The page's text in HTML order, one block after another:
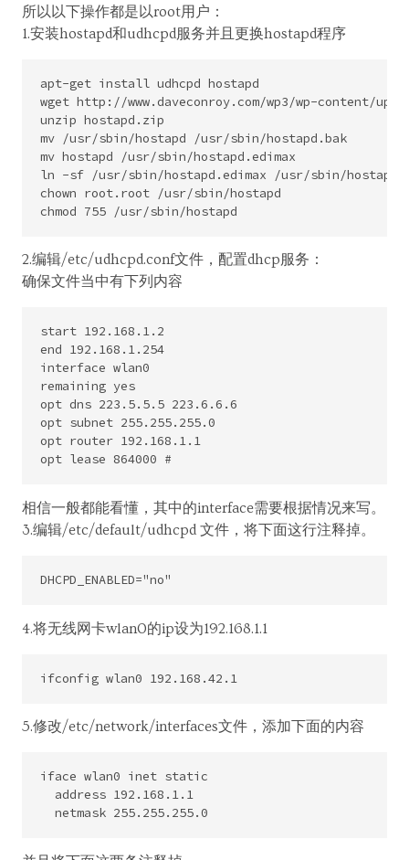
所以以下操作都是以root用户：
1.安装hostapd和udhcpd服务并且更换hostapd程序
apt-get install udhcpd hostapd
wget http://www.daveconroy.com/wp3/wp-content/
unzip hostapd.zip
mv /usr/sbin/hostapd /usr/sbin/hostapd.bak
mv hostapd /usr/sbin/hostapd.edimax
ln -sf /usr/sbin/hostapd.edimax /usr/sbin/hostapd
chown root.root /usr/sbin/hostapd
2.编辑/etc/udhcpd.conf文件，配置dhcp服务：
确保文件当中有下列内容
start 192.168.1.2
end 192.168.1.254
interface wlan0
remaining yes
opt dns 223.5.5.5 223.6.6.6
opt subnet 255.255.255.0
opt router 192.168.1.1
相信一般都能看懂，其中的interface需要根据情况来写。
3.编辑/etc/default/udhcpd 文件，将下面这行注释掉。
4.将无线网卡wlan0的ip设为192.168.1.1
5.修改/etc/network/interfaces文件，添加下面的内容
iface wlan0 inet static
  address 192.168.1.1